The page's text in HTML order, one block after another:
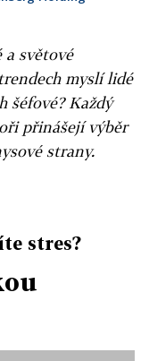
a světové
myslí lidé
šéfové? Každý
přinášejí výběr
strany.
stres?